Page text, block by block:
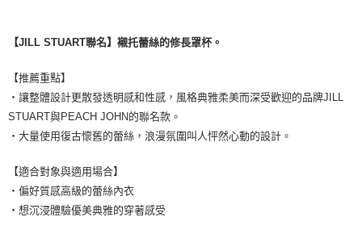
每筆NT$9,999
<無合作配送請勿選取>付款後萊爾富取貨
每筆NT$9,999
7-11取貨付款
付款後7-11取貨
每筆NT$80，滿NT$1,500(含以上)免運費
【JILL STUART聯名】襯托蕾絲的修長罩杯。
【推薦重點】
・讓整體設計更散發透明感和性感，風格典雅柔美而深受歡迎的品牌JILL
STUART與PEACH JOHN的聯名款。
・大量使用復古懷舊的蕾絲，浪漫氛圍叫人怦然心動的設計。
【適合對象與適用場合】
・偏好質感高級的蕾絲內衣
・想沉浸體驗優美典雅的穿著感受